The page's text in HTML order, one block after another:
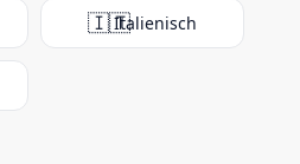
🇮🇹Italienisch